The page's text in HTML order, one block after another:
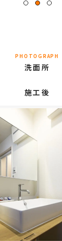
PHOTOGRAPH
洗面所
施工後